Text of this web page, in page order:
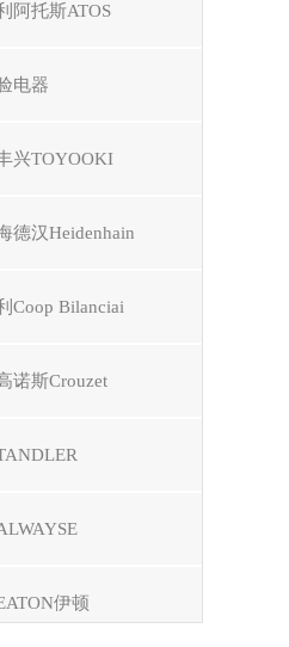
阿托斯ATOS
电器
兴TOYOOKI
德汉Heidenhain
Coop Bilanciai
诺斯Crouzet
伊顿